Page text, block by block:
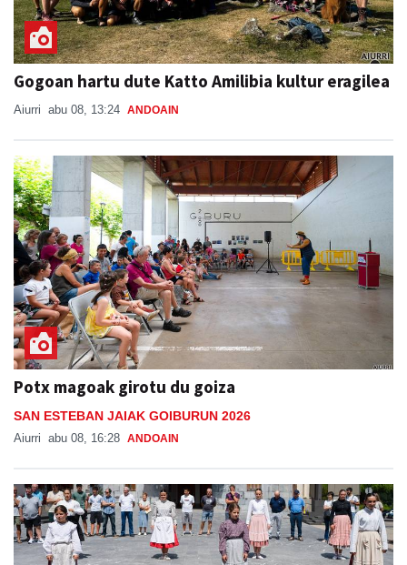
Gogoan hartu dute Katto Amilibia kultur eragilea
Aiurri abu 08, 13:24 ANDOAIN
Potx magoak girotu du goiza
SAN ESTEBAN JAIAK GOIBURUN 2026
Aiurri abu 08, 16:28 ANDOAIN